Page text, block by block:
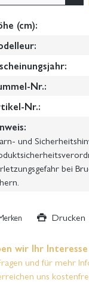
(cm):
Nr.:
Nr.:
und
bei
Drucken
wir Ihr
und für mehr
uns